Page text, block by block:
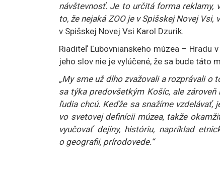
návštevnosť. Je to určitá forma reklamy,
to, že nejaká ZOO je v Spišskej Novej
v Spišskej Novej Vsi Karol Dzurik.
Riaditeľ Ľubovnianskeho múzea – Hradu
jeho slov nie je vylúčené, že sa bude táto
„My sme už dlho zvažovali a rozprávali o
sa týka predovšetkým Košíc, ale
ľudia chcú. Keďže sa snažíme vzdelávať,
vo svetovej definícii múzea, takže
vyučovať dejiny, históriu, napríklad
o geografii, prírodovede.“